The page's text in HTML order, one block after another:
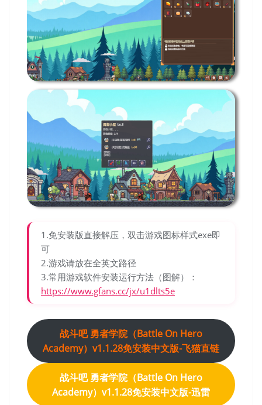
1.免安装版直接解压，双击游戏图标样式exe即
可
2.游戏请放在全英文路径
3.常用游戏软件安装运行方法（图解）：
https://www.gfans.cc/jx/u1dlts5e
战斗吧 勇者学院（Battle On Hero
Academy）v1.1.28免安装中文版-飞猫直链
战斗吧 勇者学院（Battle On Hero
Academy）v1.1.28免安装中文版-迅雷